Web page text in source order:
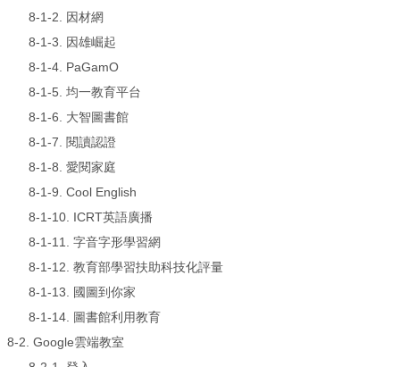
8-1-2.
因材網
8-1-3.
因雄崛起
8-1-4. PaGamO
8-1-5. 均一教育平台
8-1-6. 大智圖書館
8-1-7. 閱讀認證
8-1-8. 愛閱家庭
8-1-9. Cool English
8-1-10. ICRT英語廣播
8-1-11. 字音字形學習網
8-1-12. 教育部學習扶助科技化評量
8-1-13.
國圖到你家
8-1-14. 圖書館利用教育
8-2. Google雲端教室